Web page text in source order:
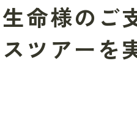
命様のご
ツアーを